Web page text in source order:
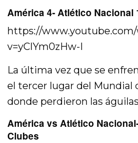
América 4- Atlético Nacional
https://
v=yClYm0zHw-I
La última vez que se
el tercer lugar del Mundial
donde perdieron las
América vs Atlético
Clubes